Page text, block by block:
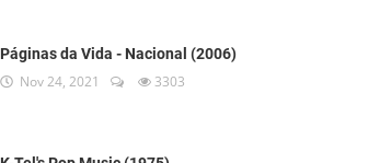
Páginas da Vida - Nacional (2006)
Nov 24, 2021 3303